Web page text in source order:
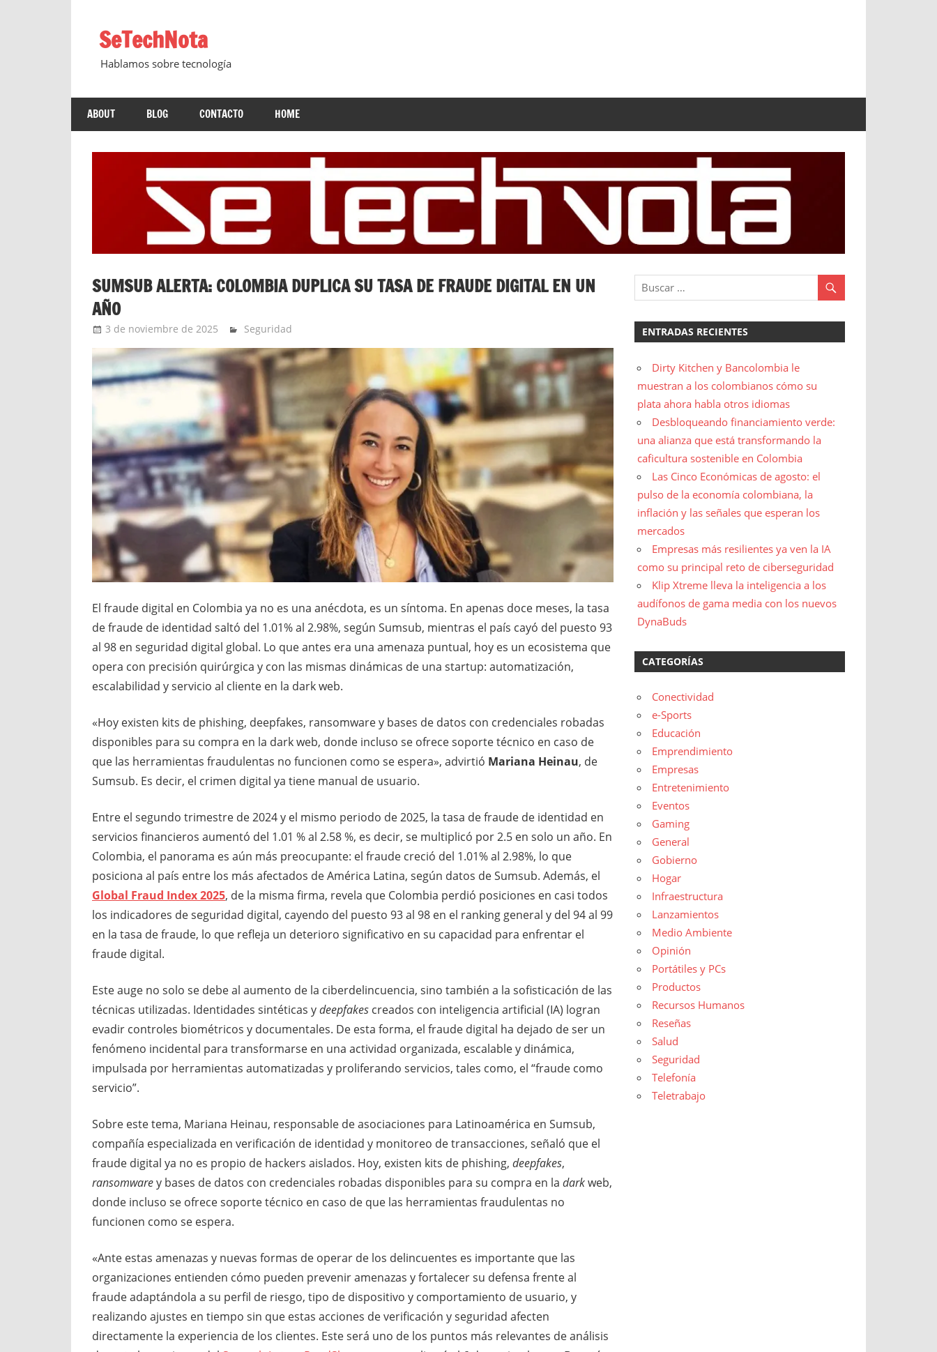
contenidoSeTechNota
Hablamos sobre tecnología
ABOUT BLOG CONTACTO HOME
SUMSUB ALERTA: COLOMBIA DUPLICA SU TASA DE FRAUDE DIGITAL EN UN
AÑO
3 de noviembre de 2025 YesidAguilar
Seguridad
El fraude digital en Colombia ya no es una anécdota, es un síntoma. En apenas doce meses, la tasa
de fraude de identidad saltó del 1.01% al 2.98%, según Sumsub, mientras el país cayó del puesto 93
al 98 en seguridad digital global. Lo que antes era una amenaza puntual, hoy es un ecosistema que
opera con precisión quirúrgica y con las mismas dinámicas de una startup: automatización,
escalabilidad y servicio al cliente en la dark web.
«Hoy existen kits de phishing, deepfakes, ransomware y bases de datos con credenciales robadas
disponibles para su compra en la dark web, donde incluso se ofrece soporte técnico en caso de
que las herramientas fraudulentas no funcionen como se espera», advirtió Mariana Heinau, de
Sumsub. Es decir, el crimen digital ya tiene manual de usuario.
Entre el segundo trimestre de 2024 y el mismo periodo de 2025, la tasa de fraude de identidad en
servicios financieros aumentó del 1.01 % al 2.58 %, es decir, se multiplicó por 2.5 en solo un año. En
Colombia, el panorama es aún más preocupante: el fraude creció del 1.01% al 2.98%, lo que
posiciona al país entre los más afectados de América Latina, según datos de Sumsub. Además, el
Global Fraud Index 2025, de la misma firma, revela que Colombia perdió posiciones en casi todos
los indicadores de seguridad digital, cayendo del puesto 93 al 98 en el ranking general y del 94 al 99
en la tasa de fraude, lo que refleja un deterioro significativo en su capacidad para enfrentar el
fraude digital.
Este auge no solo se debe al aumento de la ciberdelincuencia, sino también a la sofisticación de las
técnicas utilizadas. Identidades sintéticas ydeepfakes creados con inteligencia artificial (IA) logran
evadir controles biométricos y documentales. De esta forma, el fraude digital ha dejado de ser un
fenómeno incidental para transformarse en una actividad organizada, escalable y dinámica,
impulsada por herramientas automatizadas y proliferando servicios, tales como, el “fraude como
servicio”.
Sobre este tema, Mariana Heinau, responsable de asociaciones para Latinoamérica en Sumsub,
compañía especializada en verificación de identidad y monitoreo de transacciones, señaló que el
fraude digital ya no es propio de hackers aislados. Hoy, existen kits de phishing, deepfakes,
ransomwarey bases de datos con credenciales robadas disponibles para su compra en la darkweb,
donde incluso se ofrece soporte técnico en caso de que las herramientas fraudulentas no
funcionen como se espera.
«Ante estas amenazas y nuevas formas de operar de los delincuentes es importante que las
organizaciones entienden cómo pueden prevenir amenazas y fortalecer su defensa frente al
fraude adaptándola a su perfil de riesgo, tipo de dispositivo y comportamiento de usuario, y
realizando ajustes en tiempo sin que estas acciones de verificación y seguridad afecten
directamente la experiencia de los clientes. Este será uno de los puntos más relevantes de análisis
ENTRADAS RECIENTES
Dirty Kitchen y Bancolombia le
muestran a los colombianos cómo su
plata ahora habla otros idiomas
Desbloqueando financiamiento verde:
una alianza que está transformando la
caficultura sostenible en Colombia
Las Cinco Económicas de agosto: el
pulso de la economía colombiana, la
inflación y las señales que esperan los
mercados
Empresas más resilientes ya ven la IA
como su principal reto de ciberseguridad
Klip Xtreme lleva la inteligencia a los
audífonos de gama media con los nuevos
DynaBuds
CATEGORÍAS
Conectividad
e-Sports
Educación
Emprendimiento
Empresas
Entretenimiento
Eventos
Gaming
General
Gobierno
Hogar
Infraestructura
Lanzamientos
Medio Ambiente
Opinión
Portátiles y PCs
Productos
Recursos Humanos
Reseñas
Salud
Seguridad
Telefonía
Teletrabajo